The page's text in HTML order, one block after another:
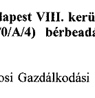
VIII.
A/4)
Gazdálkodási